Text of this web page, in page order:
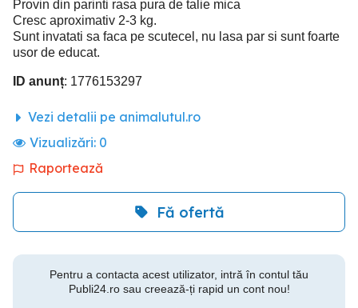
Provin din parinti rasa pura de talie mica
Cresc aproximativ 2-3 kg.
Sunt invatati sa faca pe scutecel, nu lasa par si sunt foarte
usor de educat.
ID anunț: 1776153297
Vezi detalii pe animalutul.ro
Vizualizări: 0
Raportează
Fă ofertă
Pentru a contacta acest utilizator, intră în contul tău
Publi24.ro sau creează-ți rapid un cont nou!